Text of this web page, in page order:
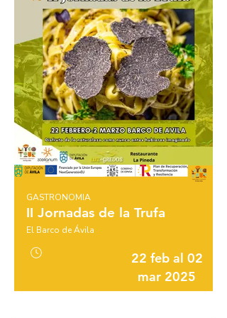
GASTRONOMIA
II Jornadas de la Trufa
El Barco de Ávila
22 feb al 02
mar 2025